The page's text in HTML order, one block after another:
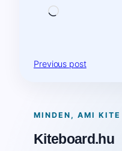
Loading…
Previous post
MINDEN, AMI KITE
Kiteboard.hu